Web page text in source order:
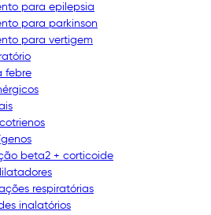
para epilepsia
para parkinson
para vertigem
febre
beta2 + corticoide
respiratórias
inalatórios